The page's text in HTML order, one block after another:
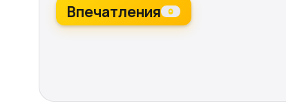
Впечатления 0